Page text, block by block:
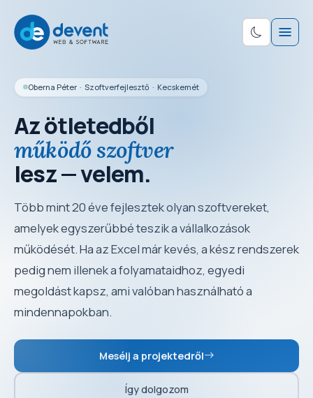
Oberna Péter · Szoftverfejlesztő · Kecskemét
Az ötletedből
működő szoftver
lesz — velem.
Több mint 20 éve fejlesztek olyan szoftvereket,
amelyek egyszerűbbé teszik a vállalkozások
működését. Ha az Excel már kevés, a kész rendszerek
pedig nem illenek a folyamataidhoz, egyedi
megoldást kapsz, ami valóban használható a
mindennapokban.
Mesélj a projektedről
Így dolgozom